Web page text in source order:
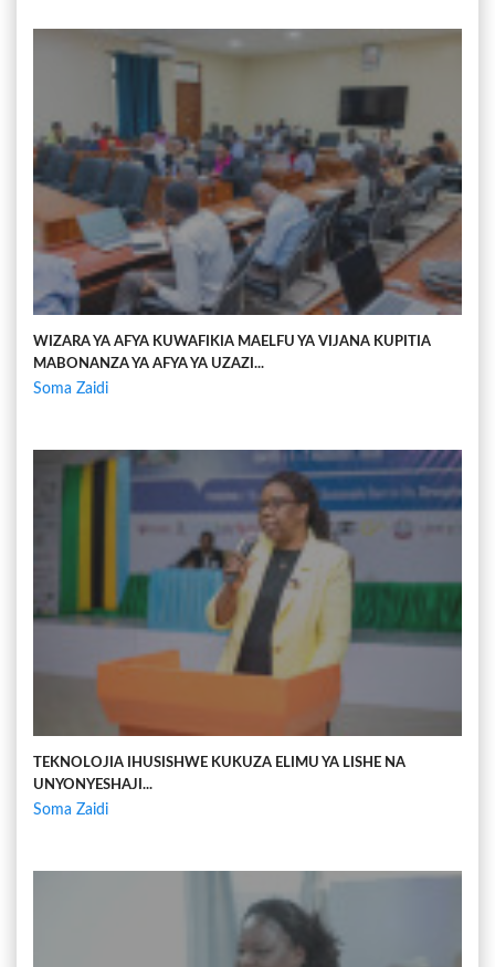
WIZARA YA AFYA KUWAFIKIA MAELFU YA VIJANA KUPITIA
MABONANZA YA AFYA YA UZAZI...
Soma Zaidi
TEKNOLOJIA IHUSISHWE KUKUZA ELIMU YA LISHE NA
UNYONYESHAJI...
Soma Zaidi